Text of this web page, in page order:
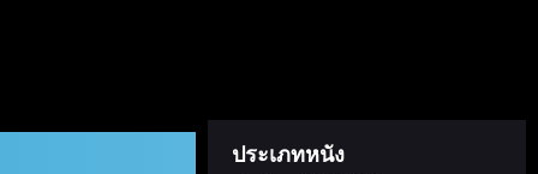
ประเภทหนัง